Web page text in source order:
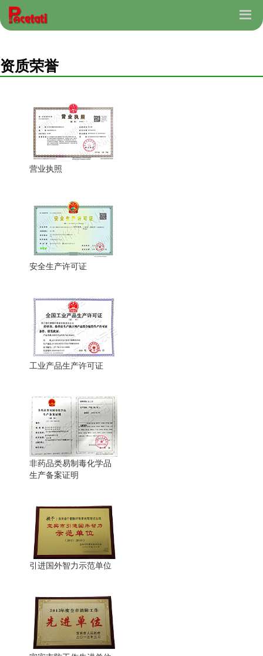
资质荣誉
营业执照
安全生产许可证
工业产品生产许可证
非药品类易制毒化学品
生产备案证明
引进国外智力示范单位